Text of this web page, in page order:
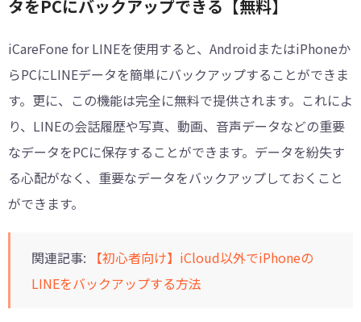
タをPCにバックアップできる【無料】
iCareFone for LINEを使用すると、AndroidまたはiPhoneか
らPCにLINEデータを簡単にバックアップすることができま
す。更に、この機能は完全に無料で提供されます。これによ
り、LINEの会話履歴や写真、動画、音声データなどの重要
なデータをPCに保存することができます。データを紛失す
る心配がなく、重要なデータをバックアップしておくこと
ができます。
関連記事:
【初心者向け】iCloud以外でiPhoneの
LINEをバックアップする方法